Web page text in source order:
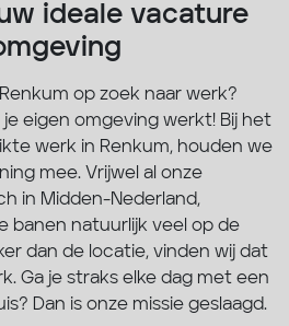
ideale vacature
op zoek naar werk?
je eigen omgeving werkt! Bij het
werk in Renkum, houden we
mee. Vrijwel al onze
in Midden-Nederland,
banen natuurlijk veel op de
dan de locatie, vinden wij dat
Ga je straks elke dag met een
Dan is onze missie geslaagd.